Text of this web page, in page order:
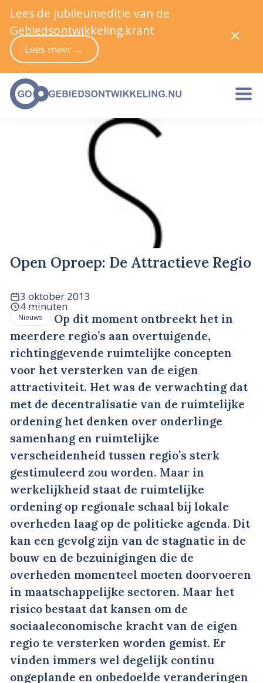
Open Oproep: De Attractieve Regio
3 oktober 2013
4 minuten
Nieuws
Op dit moment ontbreekt het in
meerdere regio’s aan overtuigende,
richtinggevende ruimtelijke concepten
voor het versterken van de eigen
attractiviteit. Het was de verwachting dat
met de decentralisatie van de ruimtelijke
ordening het denken over onderlinge
samenhang en ruimtelijke
verscheidenheid tussen regio’s sterk
gestimuleerd zou worden. Maar in
werkelijkheid staat de ruimtelijke
ordening op regionale schaal bij lokale
overheden laag op de politieke agenda. Dit
kan een gevolg zijn van de stagnatie in de
bouw en de bezuinigingen die de
overheden momenteel moeten doorvoeren
in maatschappelijke sectoren. Maar het
risico bestaat dat kansen om de
sociaaleconomische kracht van de eigen
regio te versterken worden gemist. Er
vinden immers wel degelijk continu
ongeplande en onbedoelde veranderingen
Lees de jubileumeditie van de
Gebiedsontwikkeling.krant
Lees meer →